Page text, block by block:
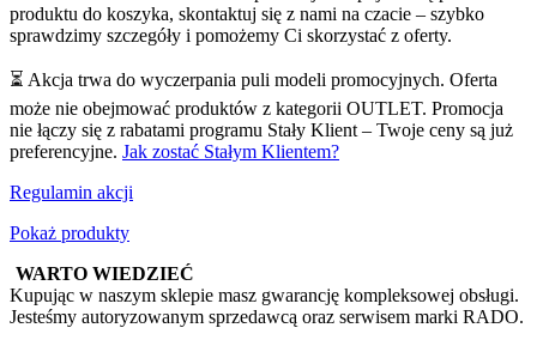
produktu do koszyka, skontaktuj się z nami na czacie – szybko
sprawdzimy szczegóły i pomożemy Ci skorzystać z oferty.
⏳ Akcja trwa do wyczerpania puli modeli promocyjnych. Oferta
może nie obejmować produktów z kategorii OUTLET. Promocja
nie łączy się z rabatami programu Stały Klient – Twoje ceny są już
preferencyjne. Jak zostać Stałym Klientem?
Regulamin akcji
Pokaż produkty
WARTO WIEDZIEĆ
Kupując w naszym sklepie masz gwarancję kompleksowej obsługi.
Jesteśmy autoryzowanym sprzedawcą oraz serwisem marki RADO.